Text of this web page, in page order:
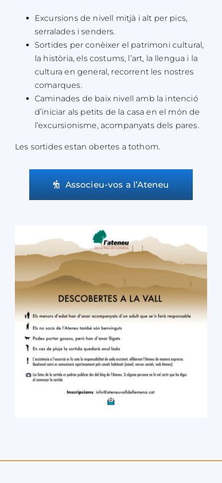
Excursions de nivell mitjà i alt per pics,
serralades i senders.
Sortides per conèixer el patrimoni cultural,
la història, els costums, l’art, la llengua i la
cultura en general, recorrent les nostres
comarques.
Caminades de baix nivell amb la intenció
d’iniciar als petits de la casa en el món de
l’excursionisme, acompanyats dels pares.
Les sortides estan obertes a tothom.
Associeu-vos a l’Ateneu